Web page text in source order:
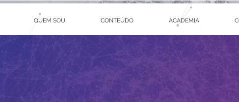
QUEM SOU CONTEÚDO ACADEMIA